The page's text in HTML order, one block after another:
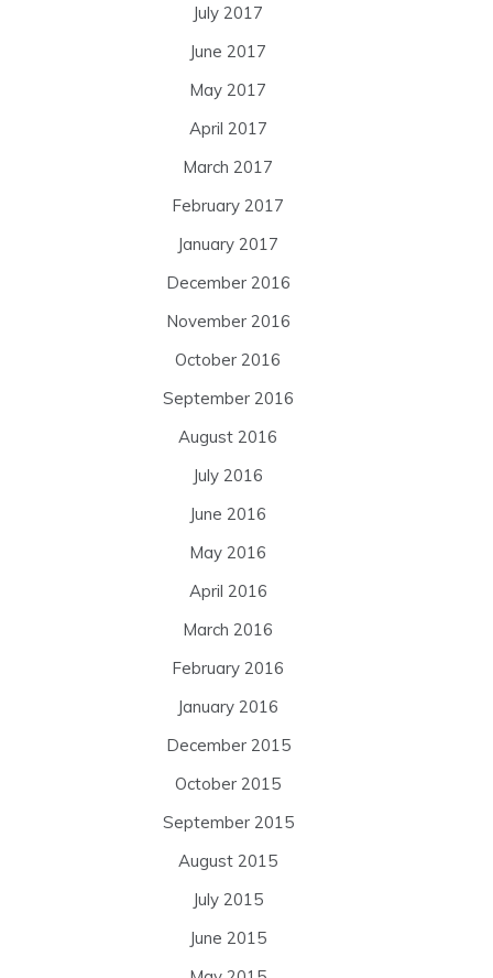
July 2017
June 2017
May 2017
April 2017
March 2017
February 2017
January 2017
December 2016
November 2016
October 2016
September 2016
August 2016
July 2016
June 2016
May 2016
April 2016
March 2016
February 2016
January 2016
December 2015
October 2015
September 2015
August 2015
July 2015
June 2015